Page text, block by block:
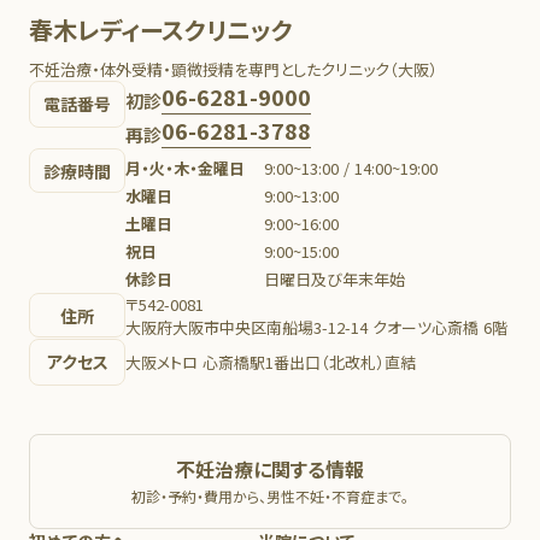
春木レディースクリニック
不妊治療・体外受精・顕微授精を専門としたクリニック（大阪）
電話番号 初診06-6281-9000
再診06-6281-3788
診療時間 月・火・木・金曜日
9:00~13:00 / 14:00~19:00
水曜日
9:00~13:00
土曜日
9:00~16:00
祝日
9:00~15:00
休診日
日曜日及び年末年始
住所
〒542-0081
大阪府大阪市中央区南船場3-12-14 クオーツ心斎橋 6階
アクセス 大阪メトロ 心斎橋駅1番出口（北改札）直結
不妊治療に関する情報
初診・予約・費用から、男性不妊・不育症まで。